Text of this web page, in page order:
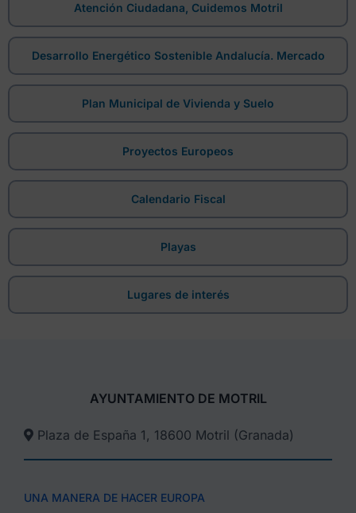
Atención Ciudadana, Cuidemos Motril
Desarrollo Energético Sostenible Andalucía. Mercado
Plan Municipal de Vivienda y Suelo
Proyectos Europeos
Calendario Fiscal
Playas
Lugares de interés
AYUNTAMIENTO DE MOTRIL
Plaza de España 1, 18600 Motril (Granada)​
UNA MANERA DE HACER EUROPA